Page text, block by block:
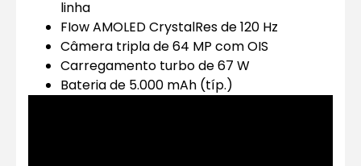
linha
FIow AMOLED CrystalRes de 120 Hz
Câmera tripla de 64 MP com OIS
Carregamento turbo de 67 W
Bateria de 5.000 mAh (típ.)